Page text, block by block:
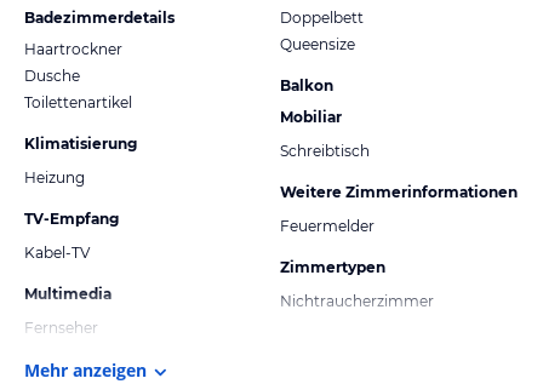
Badezimmerdetails
Haartrockner
Dusche
Toilettenartikel
Klimatisierung
Heizung
TV-Empfang
Kabel-TV
Multimedia
Fernseher
Doppelbett
Queensize
Balkon
Mobiliar
Schreibtisch
Weitere Zimmerinformationen
Feuermelder
Zimmertypen
Nichtraucherzimmer
Mehr anzeigen